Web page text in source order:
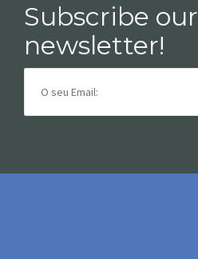
Subscribe our
newsletter!